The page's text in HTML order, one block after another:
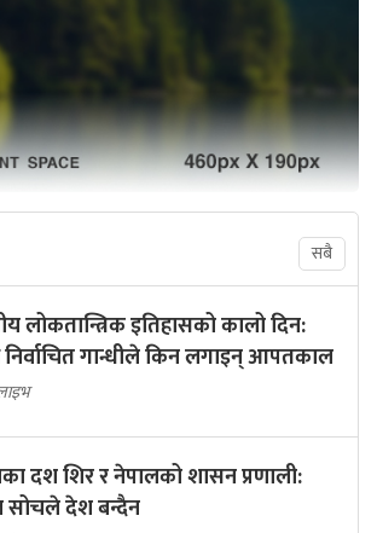
सबै
लोकतान्त्रिक इतिहासको कालो दिन:
गान्धीले किन लगाइन् आपतकाल
दश शिर र नेपालको शासन प्रणाली:
देश बन्दैन